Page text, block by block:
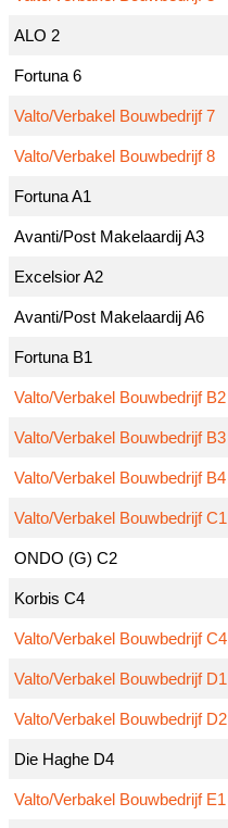
ALO 2
Fortuna 6
Valto/Verbakel Bouwbedrijf 7
Valto/Verbakel Bouwbedrijf 8
Fortuna A1
Avanti/Post Makelaardij A3
Excelsior A2
Avanti/Post Makelaardij A6
Fortuna B1
Valto/Verbakel Bouwbedrijf B2
Valto/Verbakel Bouwbedrijf B3
Valto/Verbakel Bouwbedrijf B4
Valto/Verbakel Bouwbedrijf C1
ONDO (G) C2
Korbis C4
Valto/Verbakel Bouwbedrijf C4
Valto/Verbakel Bouwbedrijf D1
Valto/Verbakel Bouwbedrijf D2
Die Haghe D4
Valto/Verbakel Bouwbedrijf E1